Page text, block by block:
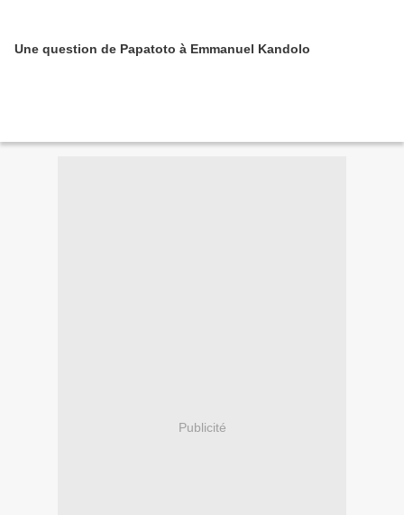
Une question de Papatoto à Emmanuel Kandolo
Publicité